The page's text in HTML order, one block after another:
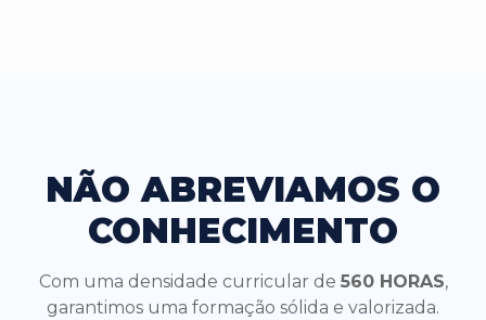
NÃO ABREVIAMOS O
CONHECIMENTO
Com uma densidade curricular de 560 HORAS,
garantimos uma formação sólida e valorizada.